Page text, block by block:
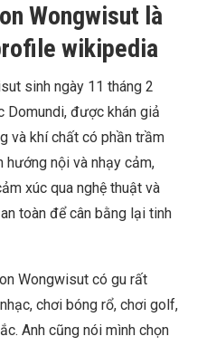
Wongwisut là
wikipedia
sinh ngày 11 tháng 2
Domundi, được khán giả
và khí chất có phần trầm
hướng nội và nhạy cảm,
xúc qua nghệ thuật và
toàn để cân bằng lại tinh
Wongwisut có gu rất
chơi bóng rổ, chơi golf,
Anh cũng nói mình chọn